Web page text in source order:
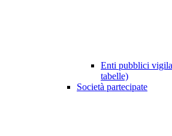
Enti pubblici
tabelle)
Società partecipate